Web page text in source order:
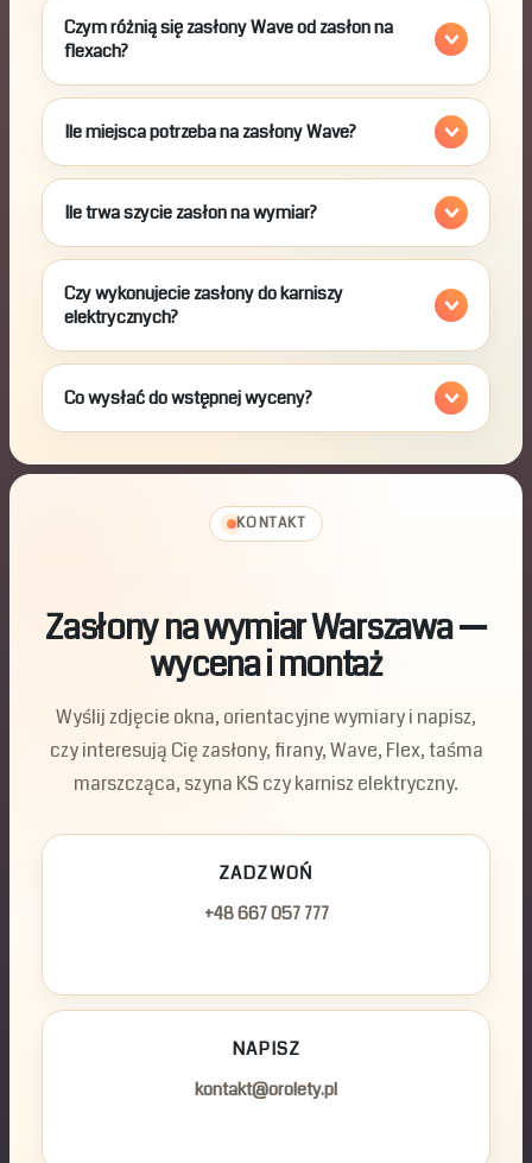
Czym różnią się zasłony Wave od zasłon na
flexach?
Ile miejsca potrzeba na zasłony Wave?
Ile trwa szycie zasłon na wymiar?
Czy wykonujecie zasłony do karniszy
elektrycznych?
Co wysłać do wstępnej wyceny?
KONTAKT
Zasłony na wymiar Warszawa —
wycena i montaż
Wyślij zdjęcie okna, orientacyjne wymiary i napisz,
czy interesują Cię zasłony, firany, Wave, Flex, taśma
marszcząca, szyna KS czy karnisz elektryczny.
ZADZWOŃ
+48 667 057 777
NAPISZ
kontakt@orolety.pl